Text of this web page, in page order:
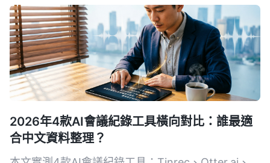
2026年4款AI會議紀錄工具橫向對比：誰最適
合中文資料整理？